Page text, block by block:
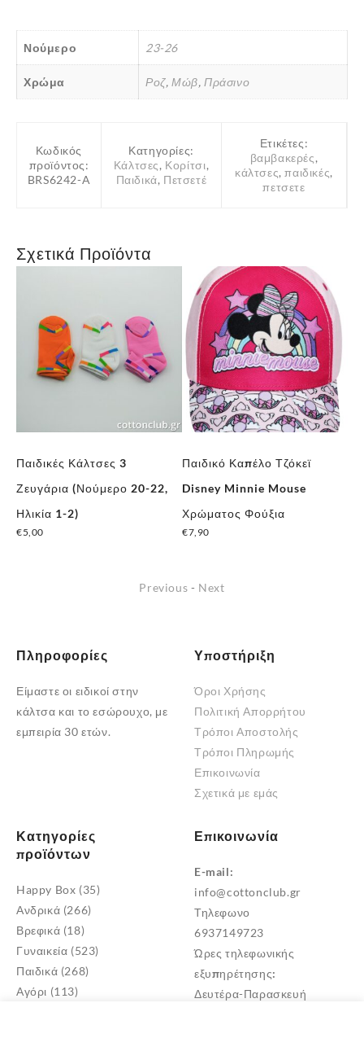
1-
3
23-
Νούμερο 23-26
Χρώμα Ροζ,Μώβ,Πράσινο
Κωδικός
προϊόντος:
BRS6242-A
Κατηγορίες:
Κάλτσες, Κορίτσι,
Παιδικά, Πετσετέ
Ετικέτες:
βαμβακερές,
κάλτσες,παιδικές,
πετσετε
Σχετικά Προϊόντα
Παιδικές Κάλτσες 3
Ζευγάρια (Νούμερο 20-22,
Ηλικία 1-2)
€5,00
Παιδικό Καπέλο Τζόκεϊ
Disney Minnie Mouse
Χρώματος Φούξια
€7,90
παραλλαγές.
επιλογές
μπορούν
να
επιλεγούν
στη
σελίδα
προϊόντος
Previous - Next
Πληροφορίες
Είμαστε οι ειδικοί στην
κάλτσα και το εσώρουχο, με
εμπειρία 30 ετών.
Υποστήριξη
Όροι Χρήσης
Πολιτική Απορρήτου
Τρόποι Αποστολής
Τρόποι Πληρωμής
Επικοινωνία
Σχετικά με εμάς
Κατηγορίες
προϊόντων
Happy Box (35)
Ανδρικά (266)
Βρεφικά (18)
Γυναικεία (523)
Παιδικά (268)
Αγόρι (113)
Επικοινωνία
E-mail:
info@cottonclub.gr
Τηλεφωνο
6937149723
Ώρες τηλεφωνικής
εξυπηρέτησης:
Δευτέρα-Παρασκευή